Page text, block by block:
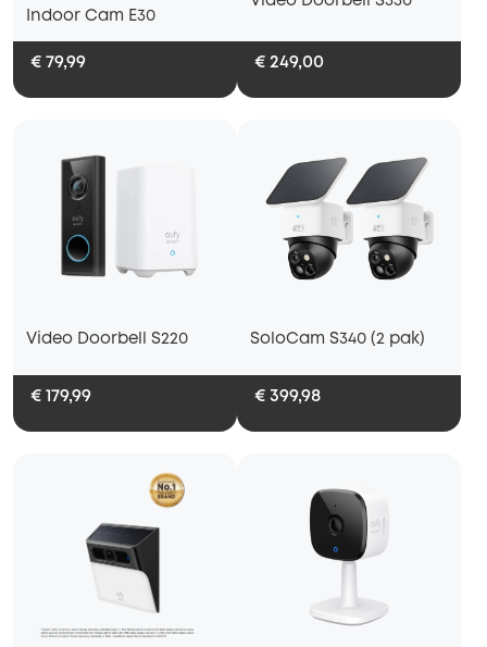
Indoor Cam E30
€ 79,99 € 249,00
Video Doorbell S220
€ 179,99
SoloCam S340 (2 pak)
€ 399,98